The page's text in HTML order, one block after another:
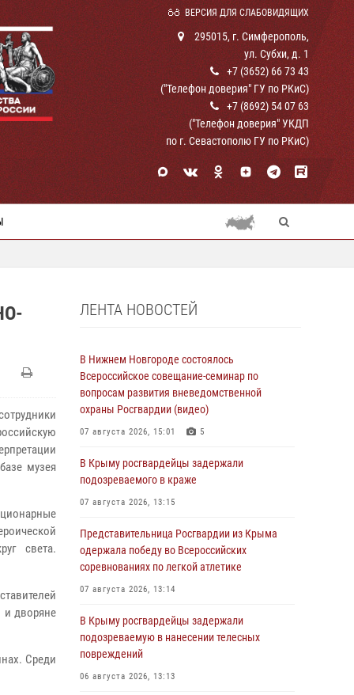
ВЕРСИЯ ДЛЯ СЛАБОВИДЯЩИХ
295015, г. Симферополь,
ул. Субхи, д. 1
+7 (3652) 66 73 43
("Телефон доверия" ГУ по РКиС)
+7 (8692) 54 07 63
("Телефон доверия" УКДП
по г. Севастополю ГУ по РКиС)
музея
света.
и дворяне
Среди
ЛЕНТА НОВОСТЕЙ
В Нижнем Новгороде состоялось
Всероссийское совещание-семинар по
вопросам развития вневедомственной
охраны Росгвардии (видео)
07 августа 2026, 15:01 5
В Крыму росгвардейцы задержали
подозреваемого в краже
07 августа 2026, 13:15
Представительница Росгвардии из Крыма
одержала победу во Всероссийских
соревнованиях по легкой атлетике
07 августа 2026, 13:14
В Крыму росгвардейцы задержали
подозреваемую в нанесении телесных
повреждений
06 августа 2026, 13:13